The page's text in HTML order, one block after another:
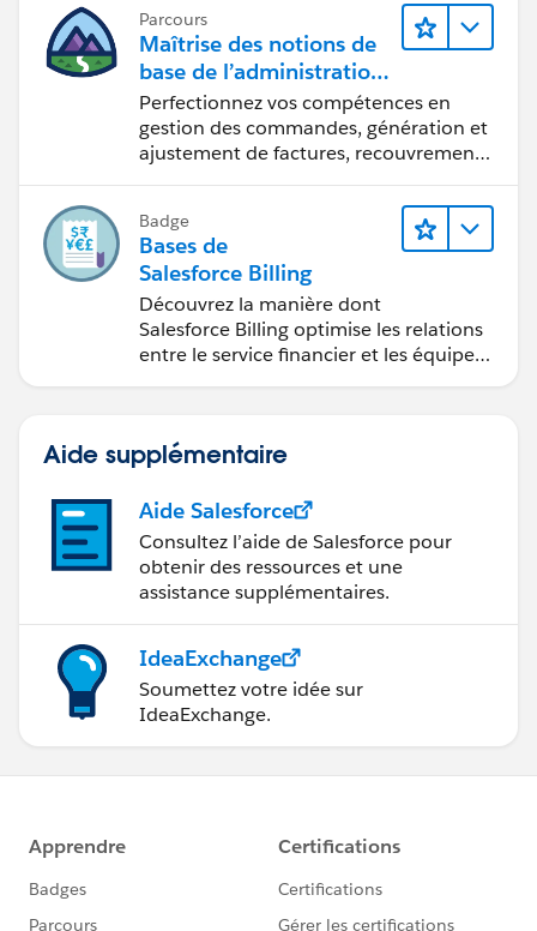
Parcours
Maîtrise des notions de
base de l’administration
de Salesforce Billing
Perfectionnez vos compétences en
gestion des commandes, génération et
ajustement de factures, recouvrement
Badge
Bases de
Salesforce Billing
Découvrez la manière dont
Salesforce Billing optimise les relations
entre le service financier et les équipes
Aide supplémentaire
Aide Salesforce
Consultez l’aide de Salesforce pour
obtenir des ressources et une
assistance supplémentaires.
IdeaExchange
Soumettez votre idée sur
IdeaExchange.